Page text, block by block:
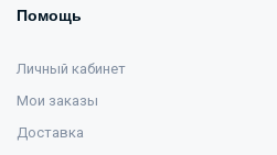
Помощь
Личный кабинет
Мои заказы
Доставка